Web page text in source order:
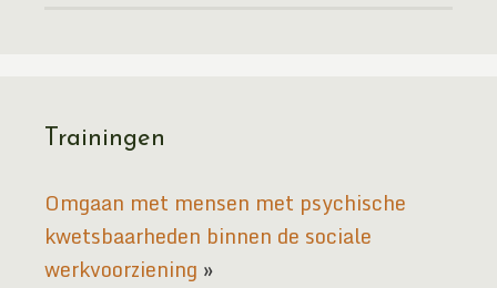
Trainingen
Omgaan met mensen met psychische
kwetsbaarheden binnen de sociale
werkvoorziening